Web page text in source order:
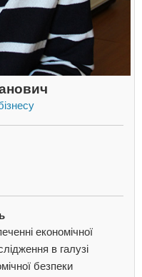
економічної
в галузі
безпеки